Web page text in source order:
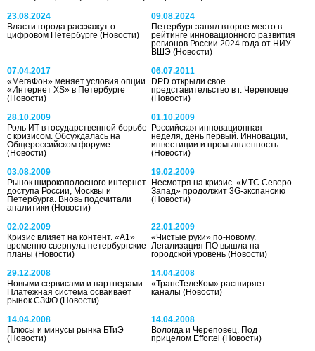
23.08.2024
Власти города расскажут о
цифровом Петербурге (Новости)
09.08.2024
Петербург занял второе место в
рейтинге инновационного развития
регионов России 2024 года от НИУ
ВШЭ(Новости)
07.04.2017
«МегаФон» меняет условия опции
«Интернет XS» в Петербурге
(Новости)
06.07.2011
DPD открыли свое
представительство в г. Череповце
(Новости)
28.10.2009
Роль ИТ в государственной борьбе
с кризисом. Обсуждалась на
Общероссийском форуме
(Новости)
01.10.2009
Российская инновационная
неделя, день первый. Инновации,
инвестиции и промышленность
(Новости)
03.08.2009
Рынок широкополосного интернет-
доступа России, Москвы и
Петербурга. Вновь подсчитали
аналитики (Новости)
19.02.2009
Несмотря на кризис. «МТС Северо-
Запад» продолжит 3G-экспансию
(Новости)
02.02.2009
Кризис влияет на контент. «А1»
временно свернула петербургские
планы (Новости)
22.01.2009
«Чистые руки» по-новому.
Легализация ПО вышла на
городской уровень(Новости)
29.12.2008
Новыми сервисами и партнерами.
Платежная система осваивает
рынок СЗФО (Новости)
14.04.2008
«ТрансТелеКом» расширяет
каналы(Новости)
14.04.2008
Плюсы и минусы рынка БТиЭ
(Новости)
14.04.2008
Вологда и Череповец. Под
прицелом Effortel(Новости)